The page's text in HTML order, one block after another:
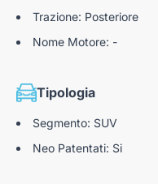
Trazione: Posteriore
Nome Motore: -
Tipologia
Segmento: SUV
Neo Patentati: Si